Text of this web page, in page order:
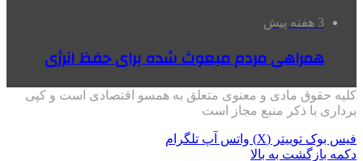
3 هفته پیش
همراهی مردم مبعوث شده برای حفظ انرژی
کلیه حقوق مادی و معنوی متعلق به همسو اقتصادی است و کپی
برداری با ذکر منبع مجاز است
فیس بوک توییتر (X) واتس آپ تلگرام
دکمه بازگشت به بالا